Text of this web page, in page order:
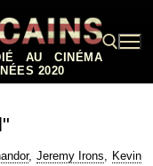
AU CINÉMA
2020
, Jeremy Irons, Kevin